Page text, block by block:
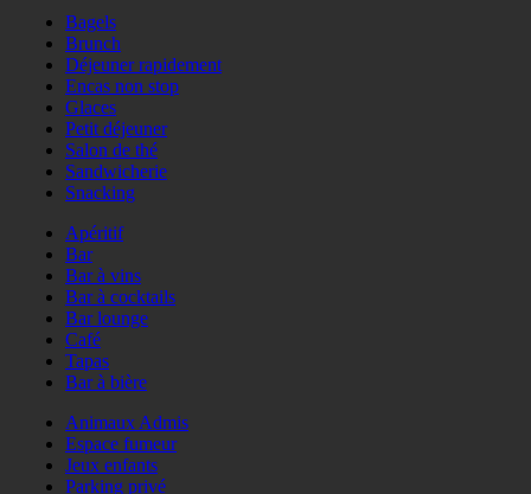
Bagels
Brunch
Déjeuner rapidement
Encas non stop
Glaces
Petit déjeuner
Salon de thé
Sandwicherie
Snacking
Apéritif
Bar
Bar à vins
Bar à cocktails
Bar lounge
Café
Tapas
Bar à bière
Animaux Admis
Espace fumeur
Jeux enfants
Parking privé